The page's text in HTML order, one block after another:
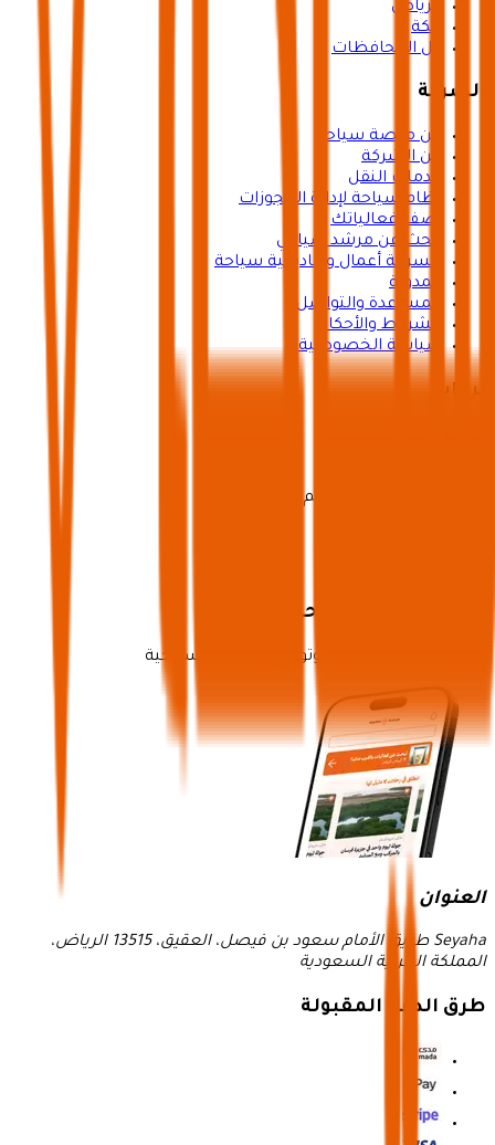
الرياض
مكة
كل المحافظات
الشركة
عن منصة سياحة
عن الشركة
خدمات النقل
نظام سياحة لإدارة الحجوزات
أضف فعالياتك
ابحث عن مرشد سياحي
مسرعة أعمال وأكاديمية سياحة
المدوّنة
المساعدة والتواصل
الشروط والأحكام
سياسة الخصوصية
برعاية
ترخيص تنظيم رحلات رقم 73102191
تطبيق شركاء سياحة
نظام متكامل لتسويق وتوزيع الجولات السياحية
العنوان
Seyaha طريق الأمام سعود بن فيصل، العقيق، 13515 الرياض،
المملكة العربية السعودية
طرق الدفع المقبولة